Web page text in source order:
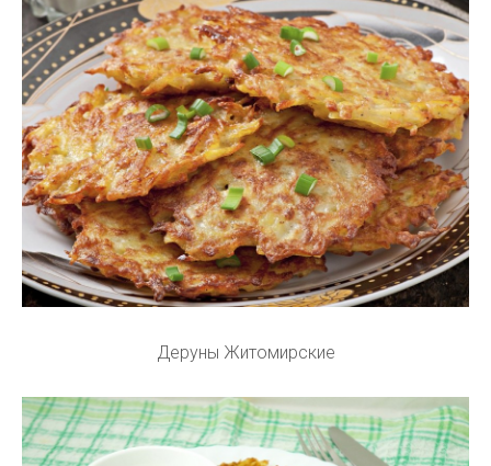
Деруны Житомирские